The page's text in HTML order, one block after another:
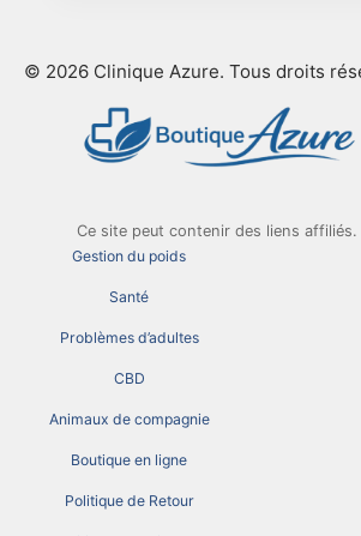
© 2026 Clinique Azure. Tous droits
Ce site peut contenir des liens affiliés.
Gestion du poids
Santé
Problèmes d’adultes
CBD
Animaux de compagnie
Boutique en ligne
Politique de Retour